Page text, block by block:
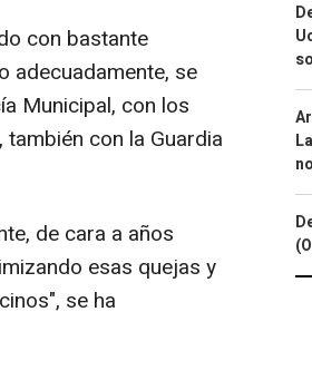
con bastante
adecuadamente, se
Municipal, con los
con la Guardia
de cara a años
esas quejas y
se ha